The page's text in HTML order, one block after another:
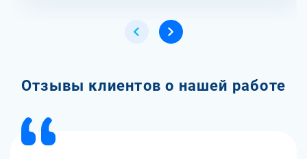
Отзывы клиентов о нашей работе